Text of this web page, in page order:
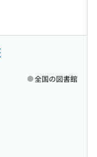
全国の図書館